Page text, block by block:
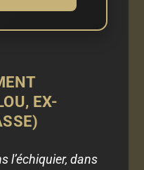
EX-
l’échiquier, dans